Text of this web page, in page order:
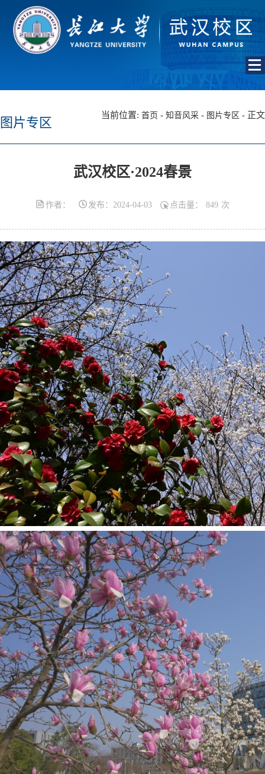
图片专区 当前位置: 首页 - 知音风采 - 图片专区 - 正文
武汉校区·2024春景
作者： 发布：2024-04-03 点击量： 849 次